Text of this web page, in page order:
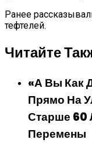
Ранее
тефтелей.
Читайте
«А Вы Как
Прямо На
Старше 60
Перемены